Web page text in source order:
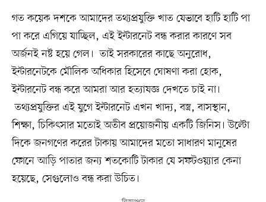
গত কয়েক দশকে আমাদের তথ্যপ্রযুক্তি খাত যেভাবে হাটি হাটি পা
পা করে এগিয়ে যাচ্ছিল, এই ইন্টারনেট বন্ধ করার কারণে সব
অর্জনই নষ্ট হয়ে গেল। তাই সরকারের কাছে অনুরোধ,
ইন্টারনেটকে মৌলিক অধিকার হিসেবে ঘোষণা করা হোক,
ইন্টারনেট বন্ধ করে আমরা আর হত্যাযজ্ঞ দেখতে চাই না।
তথ্যপ্রযুক্তির এই যুগে ইন্টারনেট এখন খাদ্য, বস্ত্র, বাসস্থান,
শিক্ষা, চিকিৎসার মতোই অতীব প্রয়োজনীয় একটি জিনিস। উল্টো
দিকে জনগণের করের টাকায় আমাদের মতো সাধারণ মানুষের
ফোনে আড়ি পাতার জন্য শতকোটি টাকার যে সফটওয়্যার কেনা
হয়েছে, সেগুলোও বন্ধ করা উচিত।